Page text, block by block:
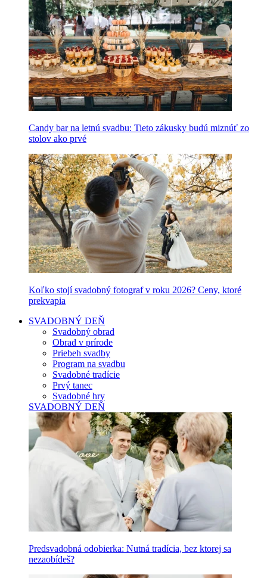
Candy bar na letnú svadbu: Tieto zákusky budú miznúť zo
stolov ako prvé
Koľko stojí svadobný fotograf v roku 2026? Ceny, ktoré
prekvapia
SVADOBNÝ DEŇ
Svadobný obrad
Obrad v prírode
Priebeh svadby
Program na svadbu
Svadobné tradície
Prvý tanec
Svadobné hry
SVADOBNÝ DEŇ
Predsvadobná odobierka: Nutná tradícia, bez ktorej sa
nezaobídeš?